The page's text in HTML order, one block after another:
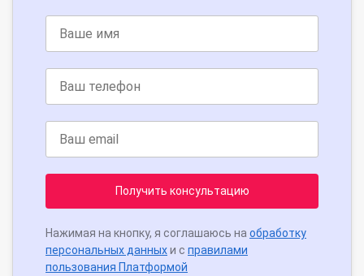
Получить консультацию
Нажимая на кнопку, я соглашаюсь на обработку
персональных данныхи с правилами
пользования Платформой